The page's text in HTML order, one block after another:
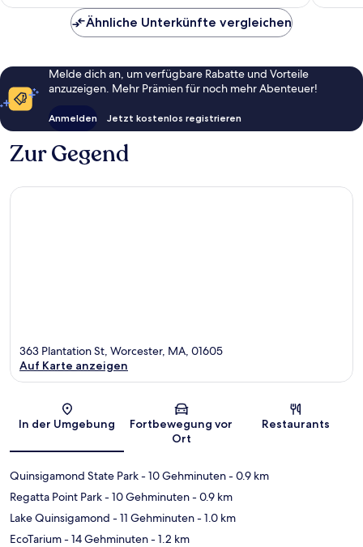
Ähnliche Unterkünfte vergleichen
Melde dich an, um verfügbare Rabatte und Vorteile
anzuzeigen. Mehr Prämien für noch mehr Abenteuer!
Anmelden Jetzt kostenlos registrieren
Zur Gegend
Karte
363 Plantation St, Worcester, MA, 01605
Auf Karte anzeigen
In der Umgebung
Fortbewegung vor
Ort
Restaurants
Quinsigamond State Park- 10 Gehminuten- 0.9 km
Regatta Point Park- 10 Gehminuten- 0.9 km
Lake Quinsigamond - 11 Gehminuten- 1.0 km
EcoTarium- 14 Gehminuten- 1.2 km